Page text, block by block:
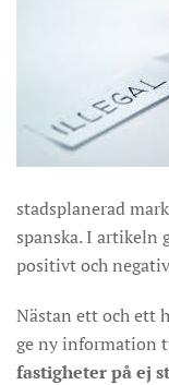
stadsplanerad
spanska. I artikeln
positivt och
Nästan ett och ett
ge ny information
fastigheter på ej